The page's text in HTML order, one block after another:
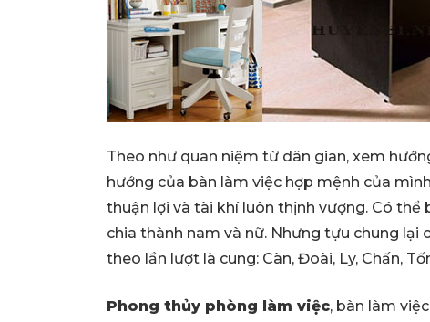
Theo như quan niệm từ dân gian, xem
hướng của bàn làm việc hợp mệnh của
thuận lợi và tài khí luôn thịnh vượng. Có
chia thành nam và nữ. Nhưng tựu chung lại
theo lần lượt là cung: Càn, Đoài, Ly, Chấn,
Phong thủy phòng làm việc, bàn làm